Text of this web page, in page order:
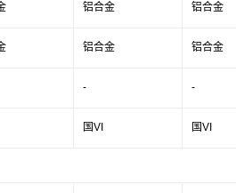
铝合金 铝合金
铝合金 铝合金
- -
国VI 国VI